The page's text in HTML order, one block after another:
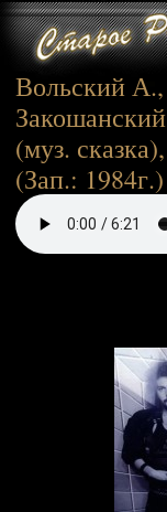
Вольский
(муз.
(Зап.: 1984г.)